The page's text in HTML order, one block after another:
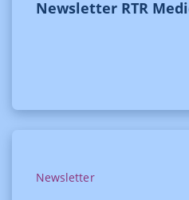
Newsletter RTR
Newsletter